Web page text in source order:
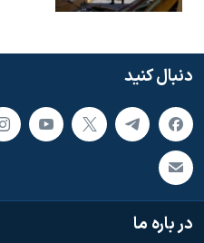
دنبال کنید
در باره ما